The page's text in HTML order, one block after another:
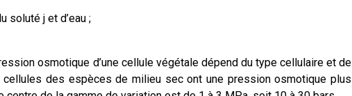
soluté j et d’eau ;
osmotique d’une cellule végétale dépend du type cellulaire et de
cellules des espèces de milieu sec ont une pression osmotique plus